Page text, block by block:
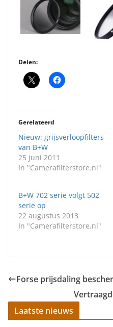
Delen:
Gerelateerd
Nieuw: grijsverloopfilters
van B+W
25 juni 2011
In "Camerafilterstore.nl"
B+W 702 serie volgt 502
serie op
22 augustus 2013
In "Camerafilterstore.nl"
Forse prijsdaling
Laatste nieuws